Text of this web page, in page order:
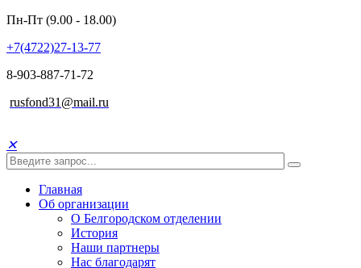
Пн-Пт (9.00 - 18.00)
+7(4722)27-13-77
8-903-887-71-72
rusfond31@mail.ru
✕
Главная
Об организации
О Белгородском отделении
История
Наши партнеры
Нас благодарят